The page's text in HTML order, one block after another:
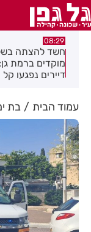
08:29
חשד להצתה
מוקדים ברמת
דיירים נפגעו
עמוד הבית בת